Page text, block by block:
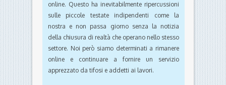
online. Questo ha inevitabilmente ripercussioni
sulle piccole testate indipendenti come la
nostra e non passa giorno senza la notizia
della chiusura di realtà che operano nello stesso
settore. Noi però siamo determinati a rimanere
online e continuare a fornire un servizio
apprezzato da tifosi e addetti ai lavori.